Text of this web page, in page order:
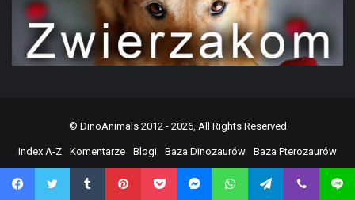
© DinoAnimals2012 - 2026, All Rights Reserved
Index A-Z Komentarze Blogi Baza Dinozaurów Baza Pterozaurów
Odkrycia Ewolucja i Kreacjonizm Fakty Forum Podaruj